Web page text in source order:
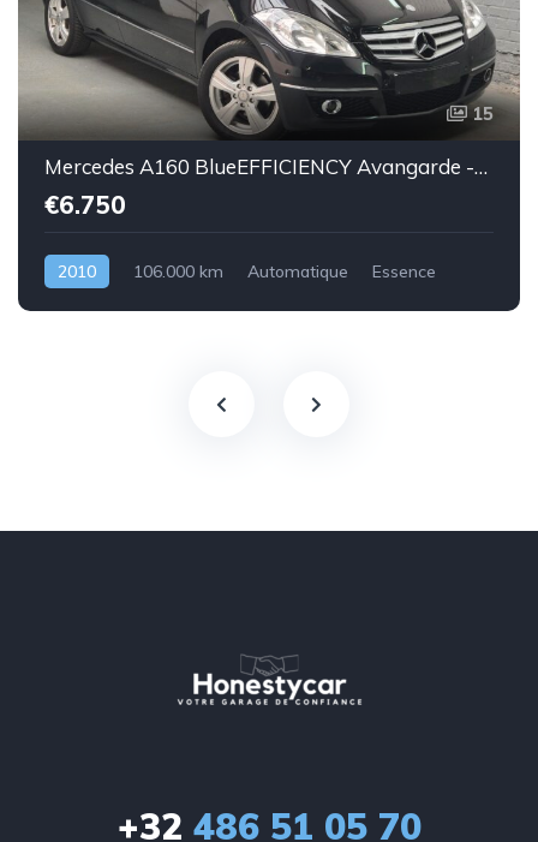
15
Mercedes A160 BlueEFFICIENCY Avangarde -essence euro 5-2010-106.000km-Top état -Garantie
€6.750
2010 106.000 km Automatique Essence
+32 486 51 05 70